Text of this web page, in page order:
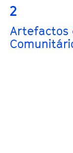
2
Artefactos